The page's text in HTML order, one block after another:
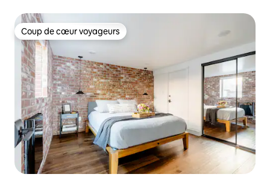
Coup de cœur voyageurs
Coup de cœur voyageurs